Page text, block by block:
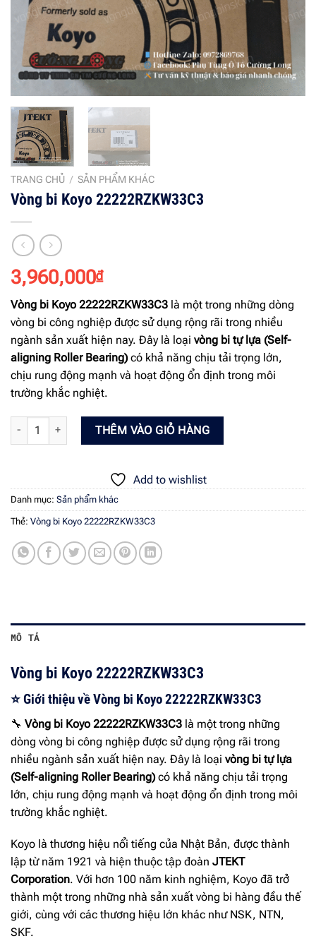
TRANG CHỦ / SẢN PHẨM KHÁC
Vòng bi Koyo 22222RZKW33C3
3,960,000₫
Vòng bi Koyo 22222RZKW33C3 là một trong những dòng
vòng bi công nghiệp được sử dụng rộng rãi trong nhiều
ngành sản xuất hiện nay. Đây là loại vòng bi tự lựa (Self-
aligning Roller Bearing)có khả năng chịu tải trọng lớn,
chịu rung động mạnh và hoạt động ổn định trong môi
trường khắc nghiệt.
Vòng bi Koyo 22222RZKW33C3 số lượng
THÊM VÀO GIỎ HÀNG
Add to wishlist
Danh mục: Sản phẩm khác
Thẻ: Vòng bi Koyo 22222RZKW33C3
MÔ TẢ
Vòng bi Koyo 22222RZKW33C3
⭐ Giới thiệu về Vòng bi Koyo 22222RZKW33C3
🔧 Vòng bi Koyo 22222RZKW33C3 là một trong những
dòng vòng bi công nghiệp được sử dụng rộng rãi trong
nhiều ngành sản xuất hiện nay. Đây là loại vòng bi tự lựa
(Self-aligning Roller Bearing)có khả năng chịu tải trọng
lớn, chịu rung động mạnh và hoạt động ổn định trong môi
trường khắc nghiệt.
Koyo là thương hiệu nổi tiếng của Nhật Bản, được thành
lập từ năm 1921 và hiện thuộc tập đoàn JTEKT
Corporation. Với hơn 100 năm kinh nghiệm, Koyo đã trở
thành một trong những nhà sản xuất vòng bi hàng đầu thế
giới, cùng với các thương hiệu lớn khác như NSK, NTN,
SKF.